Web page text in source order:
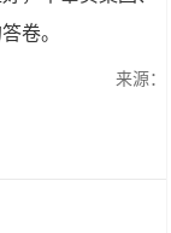
卷。
来源：